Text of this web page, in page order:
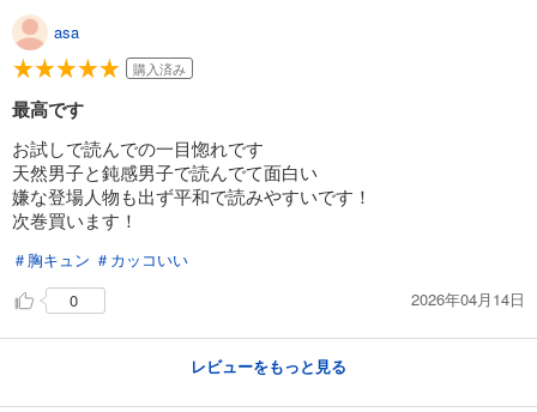
asa
購入済み
最高です
お試しで読んでの一目惚れです
天然男子と鈍感男子で読んでて面白い
嫌な登場人物も出ず平和で読みやすいです！
次巻買います！
＃胸キュン ＃カッコいい
0
2026年04月14日
レビューをもっと見る